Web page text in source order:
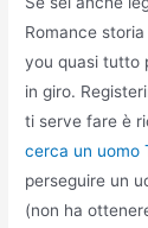
Romance
you quasi tutto
in giro.
ti serve fare è
cerca un uomo
perseguire un
(non ha